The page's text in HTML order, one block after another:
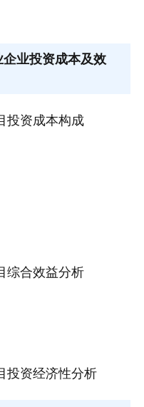
业投资成本及效
投资成本构成
综合效益分析
投资经济性分析